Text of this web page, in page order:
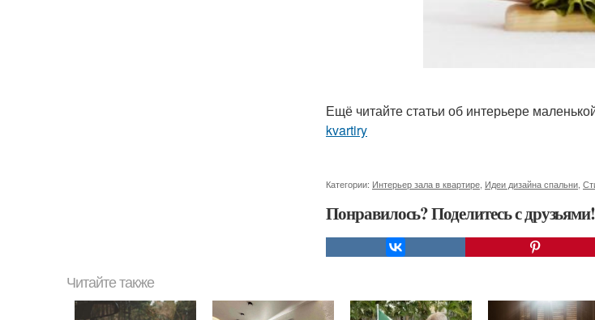
Ещё читайте статьи об интерьере
kvartiry
Категории: Интерьер зала в квартире Идеи дизайна спальни
Понравилось? Поделитесь с друзьями!
Читайте также